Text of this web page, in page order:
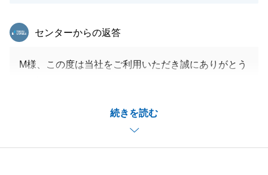
続きを読む
東急リバブル
センターからの返答
M様、この度は当社をご利用いただき誠にありがとう
目ということで、今回もご用命頂けたことが大変嬉し
また不動産に関するお困りごと等ございましたらお気